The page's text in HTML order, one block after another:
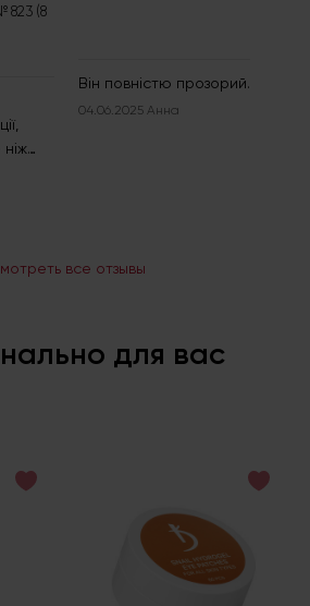
823 (8
що
Він повністю прозорий.
04.06.2025 Анна
все отзывы
для вас